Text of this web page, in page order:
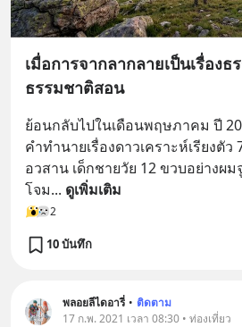
เมื่อการจากลากลายเป็นเรื่อง
ธรรมชาติสอน
ย้อนกลับไปในเดือนพฤษภาคม ปี
คำทำนายเรื่องดาวเคราะห์เรียงตัว
อวสาน เด็กชายวัย 12 ขวบอย่างผ
โจม... ดูเพิ่มเติม
2
10 บันทึก
พลอยลีไดอารี่ • ติดตาม
17 ก.พ. 2021 เวลา 08:30 • ท่องเที่ยว